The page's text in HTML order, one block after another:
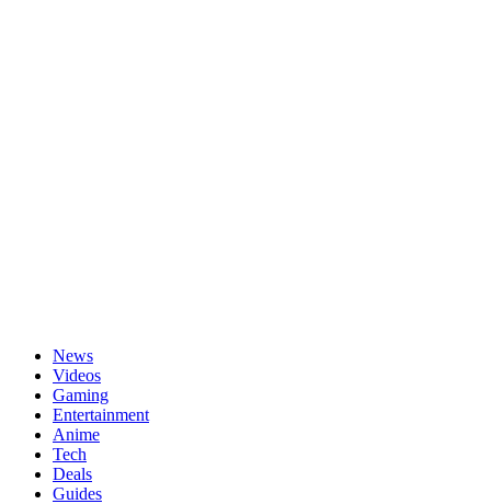
News
Videos
Gaming
Entertainment
Anime
Tech
Deals
Guides